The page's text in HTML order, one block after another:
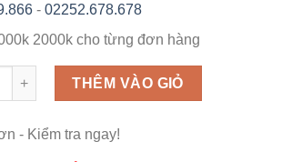
- 02252.678.678
2000k cho từng đơn hàng
THÊM VÀO GIỎ
- Kiểm tra ngay!